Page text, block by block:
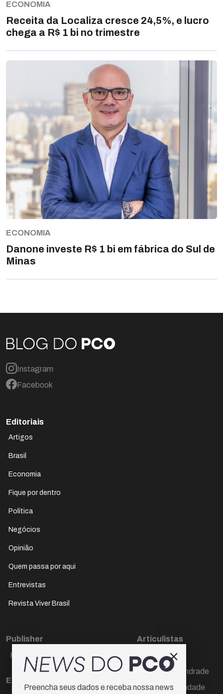
ECONOMIA
Receita da Localiza cresce 24,5%, e lucro
chega a R$ 1 bi no trimestre
ECONOMIA
Danone investe R$ 1 bi em fábrica do Sul de
Minas
Instagram
Facebook
Editoriais
Artigos
Brasil
Economia
Fique por dentro
Política
Negócios
Opinião
Quem passa por aqui
Entrevistas
Revista Viver Brasil
Publisher
Paulo Cesar de Oliveira
Editora Chefe
Articulistas
Décio Freire
Dr Marcos Andrade
Hamilton Trindade
Preencha seus dados e receba nossa news